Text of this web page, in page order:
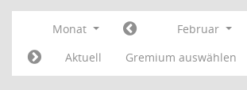
Monat Februar
Aktuell
Gremium auswählen